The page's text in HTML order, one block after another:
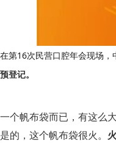
在第16次民营口腔年会现场
预登记。
一个帆布袋而已，有这么
是的，这个帆布袋很火。